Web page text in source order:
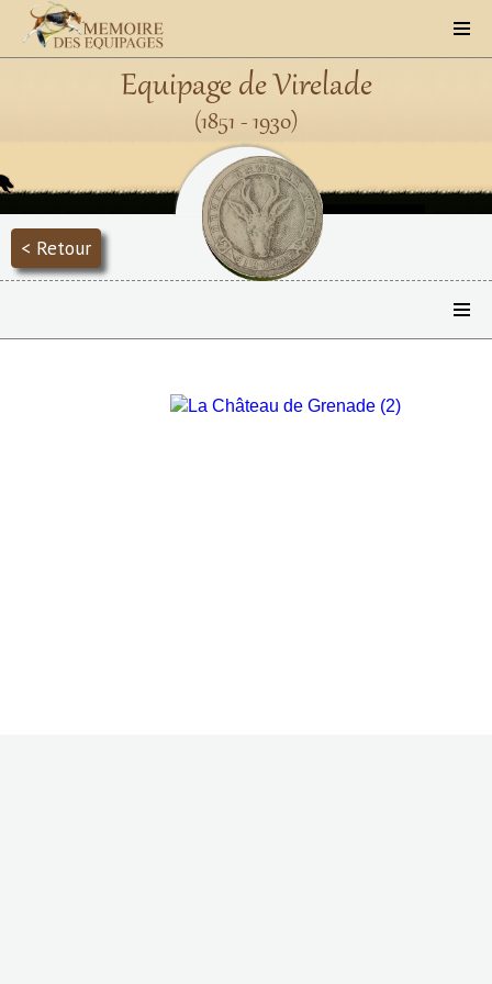
Equipage de Virelade
(1851 - 1930)
< Retour